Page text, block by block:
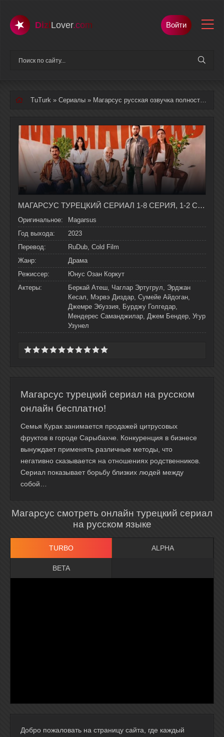
DiziLover.com Войти
TuTurk » Сериалы » Магарсус русская озвучка полностью смотреть онлайн
МАГАРСУС ТУРЕЦКИЙ СЕРИАЛ 1-8 СЕРИЯ, 1-2 СЕЗОНА НА РУССКОМ ЯЗЫКЕ
Оригинальное:
Magarsus
Год выхода:
2023
Перевод:
RuDub, Cold Film
Жанр:
Драма
Режиссер:
Юнус Озан Коркут
Актеры:
Беркай Атеш, Чаглар Эртугрул, Эрджан
Кесал, Мэрвэ Диздар, Сумейе Айдоган,
Джемре Эбуззия, Бурджу Голгедар,
Мендерес Саманджилар, Джем Бендер, Угур
Узунел
Магарсус турецкий сериал на русском
онлайн бесплатно!
Семья Курак занимается продажей цитрусовых
фруктов в городе Сарыбахче. Конкуренция в бизнесе
вынуждает применять различные методы, что
негативно сказывается на отношениях родственников.
Сериал показывает борьбу близких людей между
собой…
Магарсус смотреть онлайн турецкий сериал
на русском языке
TURBO ALPHA
BETA
Добро пожаловать на страницу сайта, где каждый